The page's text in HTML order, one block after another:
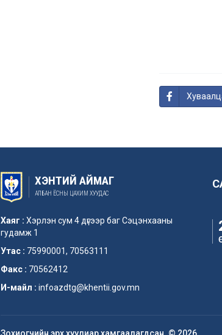
ХЭНТИЙ АЙМАГ
АЛБАН ЁСНЫ ЦАХИМ ХУУДАС
Хаяг : Хэрлэн сум 4 дүгээр баг Сэцэнхааны
гудамж 1
Утас : 75990001, 70563111
Факс : 70562412
И-майл : infoazdtg@khentii.gov.mn